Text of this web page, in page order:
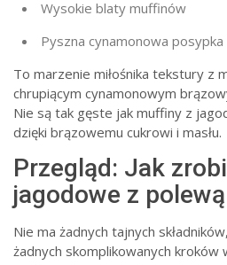
Wysokie blaty muffinów
Pyszna cynamonowa posypka
To marzenie miłośnika tekstury z
chrupiącym cynamonowym
Nie są tak gęste jak muffiny z
dzięki brązowemu cukrowi i masłu.
Przegląd: Jak
jagodowe z
Nie ma żadnych tajnych
żadnych skomplikowanych